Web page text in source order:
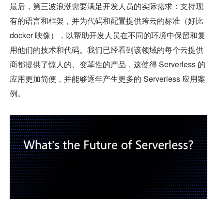
最后，第三波浪潮需要满足开发人员的实际需求：支持现
有的语言和框架，并为代码和配置提供跨云的标准（好比
docker 映像），以帮助开发人员在不同的环境中保留和复
用他们的技术和代码。我们已经看到该领域的每个云提供
商都提供了惊人的、变革性的产品，这使得 Serverless 的
应用更加简便，并能够逐年产生更多的 Serverless 应用案
例。